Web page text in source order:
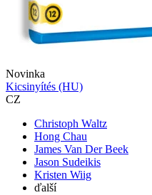
Novinka
Kicsinyítés (HU)
CZ
Christoph Waltz
Hong Chau
James Van Der Beek
Jason Sudeikis
Kristen Wiig
ďalší